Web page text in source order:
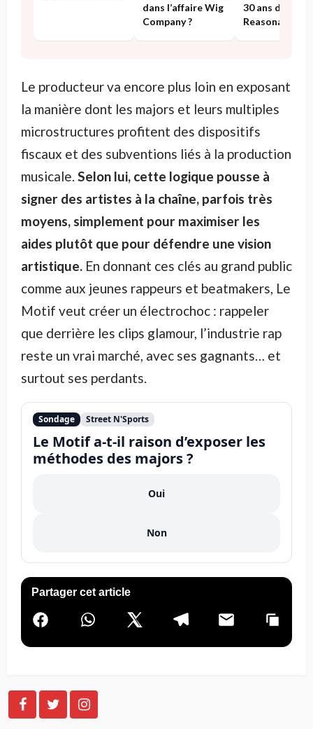
dans l’affaire Wig
Company ?
30 ans de «
Reasonable
Le producteur va encore plus loin en exposant
la manière dont les majors et leurs multiples
microstructures profitent des dispositifs
fiscaux et des subventions liés à la production
musicale. Selon lui, cette logique pousse à
signer des artistes à la chaîne, parfois très
moyens, simplement pour maximiser les
aides plutôt que pour défendre une vision
artistique. En donnant ces clés au grand public
comme aux jeunes rappeurs et beatmakers, Le
Motif veut créer un électrochoc : rappeler
que derrière les clips glamour, l’industrie rap
reste un vrai marché, avec ses gagnants… et
surtout ses perdants.
Sondage Street N'Sports
Le Motif a-t-il raison d’exposer les
méthodes des majors ?
Oui
Non
Partager cet article